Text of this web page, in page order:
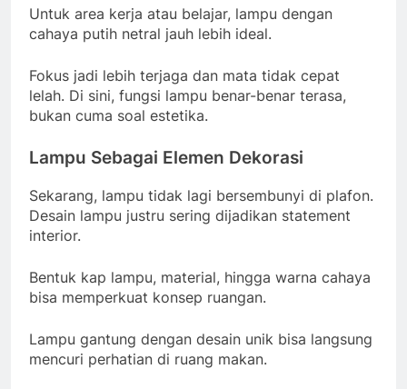
Untuk area kerja atau belajar, lampu dengan
cahaya putih netral jauh lebih ideal.
Fokus jadi lebih terjaga dan mata tidak cepat
lelah. Di sini, fungsi lampu benar-benar terasa,
bukan cuma soal estetika.
Lampu Sebagai Elemen Dekorasi
Sekarang, lampu tidak lagi bersembunyi di plafon.
Desain lampu justru sering dijadikan statement
interior.
Bentuk kap lampu, material, hingga warna cahaya
bisa memperkuat konsep ruangan.
Lampu gantung dengan desain unik bisa langsung
mencuri perhatian di ruang makan.